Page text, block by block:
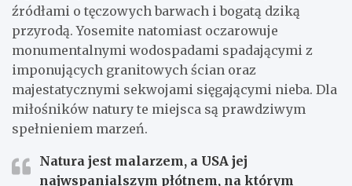
źródłami o tęczowych barwach i bogatą dziką
przyrodą. Yosemite natomiast oczarowuje
monumentalnymi wodospadami spadającymi z
imponujących granitowych ścian oraz
majestatycznymi sekwojami sięgającymi nieba. Dla
miłośników natury te miejsca są prawdziwym
spełnieniem marzeń.
Natura jest malarzem, a USA jej
najwspanialszym płótnem, na którym